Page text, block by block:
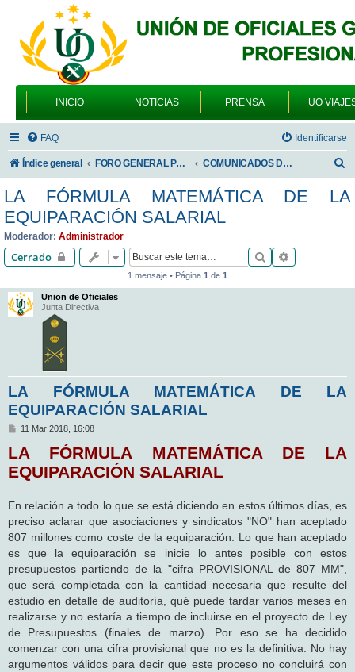
INICIO NOTICIAS PRENSA UO
FAQ Identificarse
Índice general FORO GENERAL PARA TODOS LOS USUARIOS COMUNICADOS DE LA UNIÓN DE OFICIALES
s
LA FÓRMULA MATEMÁTICA DE LA
EQUIPARACIÓN SALARIAL
Moderador: Administrador
Cerrado Buscar
1 mensaje • Página 1 de 1
Union de Oficiales
Junta Directiva
LA FÓRMULA MATEMÁTICA DE LA
EQUIPARACIÓN SALARIAL
M
n
s
a
j
11 Mar 2018, 16:08
LA FÓRMULA MATEMÁTICA DE LA
EQUIPARACIÓN SALARIAL
En relación a todo lo que se está diciendo en estos últimos días, es
preciso aclarar que asociaciones y sindicatos "NO" han aceptado
807 millones como coste de la equiparación. Lo que han aceptado
es que la equiparación se inicie lo antes posible con estos
presupuestos partiendo de la "cifra PROVISIONAL de 807 MM",
que será completada con la cantidad necesaria que resulte del
estudio en detalle de auditoría, qué puede tardar varios meses en
realizarse y no estaría a tiempo de incluirse en el proyecto de Ley
de Presupuestos (finales de marzo). Por eso se ha decidido
comenzar con una cifra provisional que no es la definitiva. No hay
argumentos válidos para decir que este proceso no concluirá con